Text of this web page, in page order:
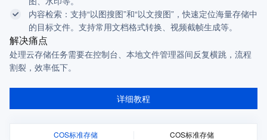
内容检索：支持“以图搜图”和“以文搜图”，快速定位海量存储中
的目标文件。 支持常用文档格式转换、视频截帧生成等。
解决痛点
处理云存储任务需要在控制台、本地文件管理器间反复横跳，流程
割裂，效率低下。
详细教程
COS标准存储 COS标准存储